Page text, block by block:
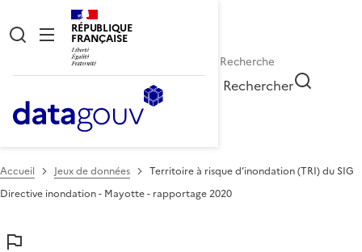
RÉPUBLIQUE
FRANÇAISE
Rechercher
Accueil Jeux de données
Territoire à risque d’inondation (TRI) du SIG
Directive inondation - Mayotte - rapportage 2020